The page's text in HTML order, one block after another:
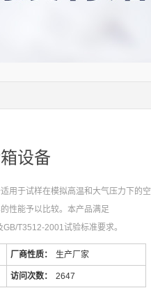
设备
用于试样在模拟高温和大气压力下的空
性能予以比较。本产品满足
T3512-2001试验标准要求。
厂商性质： 生产厂家
访问次数： 2647